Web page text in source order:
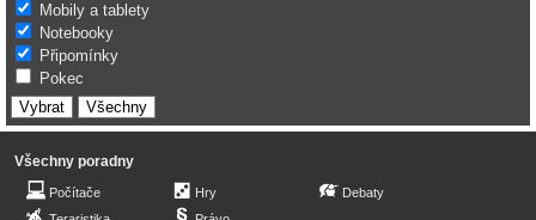
Mobily a tablety
Notebooky
Připomínky
Pokec
Všechny poradny
Počítače
Hry
Debaty